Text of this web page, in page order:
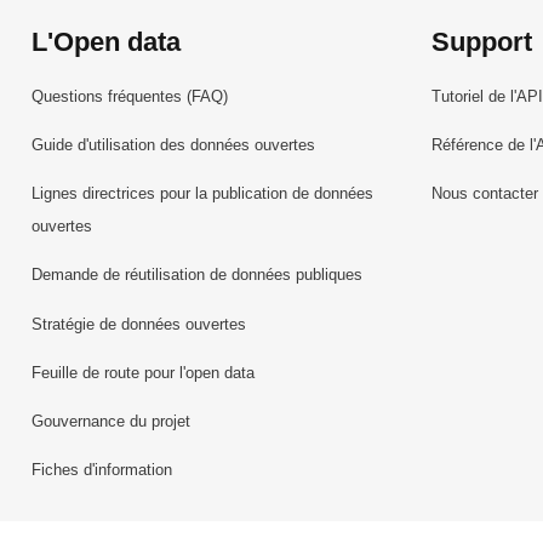
L'Open data
Questions fréquentes (FAQ)
Guide d'utilisation des données ouvertes
Lignes directrices pour la publication de données
ouvertes
Demande de réutilisation de données publiques
Stratégie de données ouvertes
Feuille de route pour l'open data
Gouvernance du projet
Fiches d'information
Support
Tutoriel de l'API
Référence de
Nous contacter